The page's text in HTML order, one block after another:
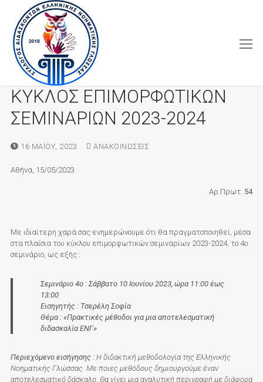
Μετάβαση
στο
περιεχόμενο
ΚΥΚΛΟΣ ΕΠΙΜΟΡΦΩΤΙΚΩΝ
ΣΕΜΙΝΑΡΙΩΝ 2023-2024
16 ΜΑΪ́ΟΥ, 2023 ΑΝΑΚΟΙΝΏΣΕΙΣ
Αθήνα, 15/05/2023
Αρ.Πρωτ. 54
Με ιδιαίτερη χαρά σας ενημερώνουμε ότι θα πραγματοποιηθεί, μέσα
στα πλαίσια του κύκλου επιμορφωτικών σεμιναρίων 2023-2024, το 4ο
σεμινάριο, ως εξής :
Σεμινάριο 4ο : Σάββατο 10 Ιουνίου 2023, ώρα 11:00 έως
13:00
Εισηγητής : Τσερέλη Σοφία
Θέμα : «Πρακτικές μέθοδοι για μια αποτελεσματική
διδασκαλία ΕΝΓ»
Περιεχόμενο εισήγησης : Η διδακτική μεθοδολογία της Ελληνικής
Νοηματικής Γλώσσας. Με ποιες μεθόδους δημιουργούμε έναν
αποτελεσματικό δάσκαλο. Θα γίνει μια αναλυτική περιγραφή με διάφορα